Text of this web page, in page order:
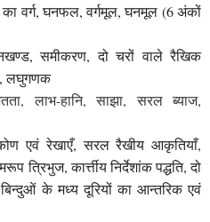
वर्ग, घनफल, वर्गमूल, घनमूल (6 अंकों
समीकरण, दो चरों वाले रैखिक
लघुगणक
, लाभ-हानि, साझा, सरल ब्याज,
एवं रेखाएँ, सरल रैखीय आकृतियाँ,
त्रिभुज, कार्त्तीय निर्देशांक पद्धति, दो
के मध्य दूरियों का आन्तरिक एवं